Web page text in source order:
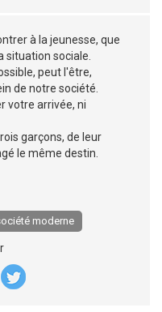
à la jeunesse, que
situation sociale.
peut l'être,
de notre société.
votre arrivée, ni
garçons, de leur
le même destin.
moderne